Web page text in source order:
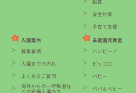
給食
安全対策
子育て支援
入園案内
募集要項
入園までの流れ
よくあるご質問
海外からの一時帰国な
どの短期入園の方
未就園児教室
バンビーノ
ピッコロ
パピー
パパ＆ベビー